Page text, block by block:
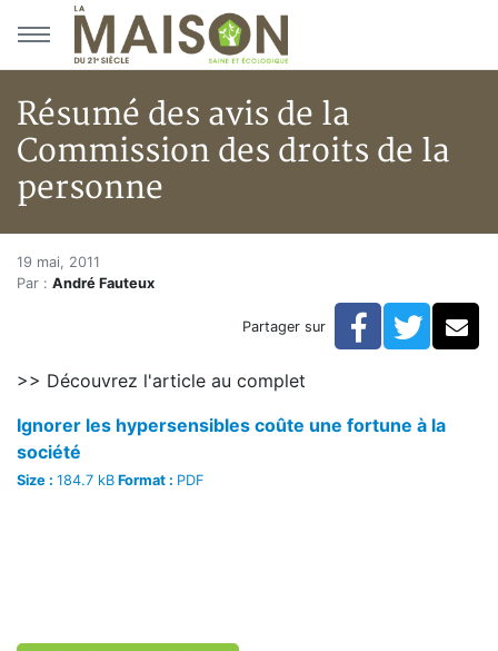
Aller au menu principal
Aller au contenu principal
Résumé des avis de la
Commission des droits de la
personne
Accueil
Articles
Résumé des avis de la Commission des droits de la
Résumé des avis de la
19 mai, 2011
Par : André Fauteux
Partager sur Facebook
>> Découvrez l'article au complet
Ignorer les hypersensibles coûte une fortune à la
société
Size : 184.7 kB Format : PDF